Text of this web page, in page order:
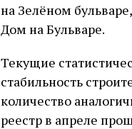
на Зелёном
Дом на Бульваре.
Текущие
стабильность
количество
реестр в апреле